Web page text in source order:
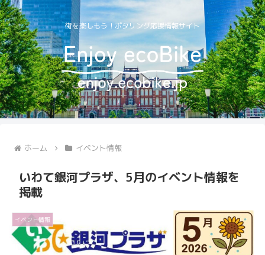
街を楽しもう！ポタリング応援情報サイト
ホーム イベント情報
いわて銀河プラザ、5月のイベント情報を
掲載
イベント情報